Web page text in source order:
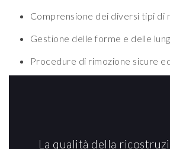
Comprensione dei diversi tipi di
Gestione delle forme e delle
Procedure di rimozione sicure
La qualità della